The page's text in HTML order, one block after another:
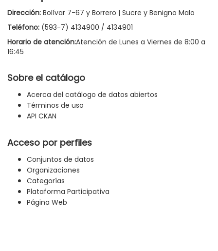
Dirección: Bolívar 7-67 y Borrero | Sucre y Benigno Malo
Teléfono: (593-7) 4134900 / 4134901
Horario de atención:Atención de Lunes a Viernes de 8:00 a
16:45
Sobre el catálogo
Acerca del catálogo de datos abiertos
Términos de uso
API CKAN
Acceso por perfiles
Conjuntos de datos
Organizaciones
Categorías
Plataforma Participativa
Página Web